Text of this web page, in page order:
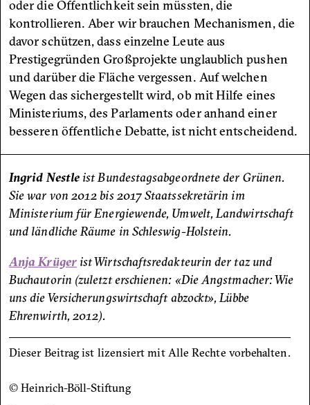
oder die Öffentlichkeit sein müssten, die
kontrollieren. Aber wir brauchen Mechanismen, die
davor schützen, dass einzelne Leute aus
Prestigegründen Großprojekte unglaublich pushen
und darüber die Fläche vergessen. Auf welchen
Wegen das sichergestellt wird, ob mit Hilfe eines
Ministeriums, des Parlaments oder anhand einer
besseren öffentliche Debatte, ist nicht entscheidend.
Ingrid Nestleist Bundestagsabgeordnete der Grünen.
Sie war von 2012 bis 2017 Staatssekretärin im
Ministerium für Energiewende, Umwelt, Landwirtschaft
und ländliche Räume in Schleswig-Holstein.
Anja Krügerist Wirtschaftsredakteurin der taz und
Buchautorin (zuletzt erschienen: «Die Angstmacher: Wie
uns die Versicherungswirtschaft abzockt», Lübbe
Ehrenwirth, 2012).
Dieser Beitrag ist lizensiert mit Alle Rechte vorbehalten.
© Heinrich-Böll-Stiftung